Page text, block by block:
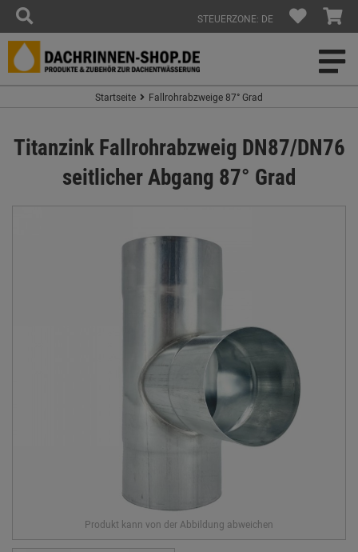
STEUERZONE: DE
Startseite Fallrohrabzweige 87° Grad
Titanzink Fallrohrabzweig DN87/DN76
seitlicher Abgang 87° Grad